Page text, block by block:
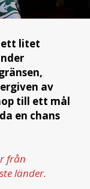
ett litet
av
till ett mål
en chans
från
länder.